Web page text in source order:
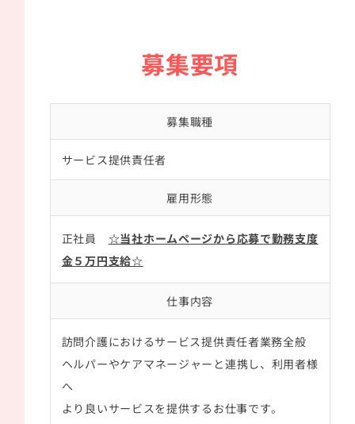
募集要項
募集職種
サービス提供責任者
雇用形態
正社員 ☆当社ホームページから応募で勤務支度
金５万円支給☆
仕事内容
訪問介護におけるサービス提供責任者業務全般
ヘルパーやケアマネージャーと連携し、利用者様
へ
より良いサービスを提供するお仕事です。